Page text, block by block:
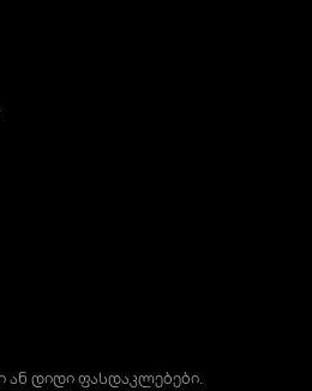
ან დიდი ფასდაკლებები.